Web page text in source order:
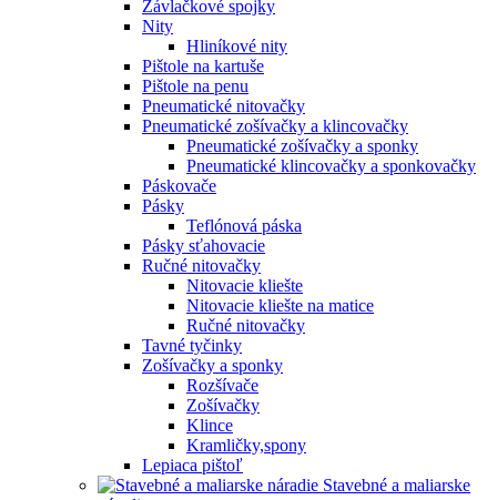
Závlačkové spojky
Nity
Hliníkové nity
Pištole na kartuše
Pištole na penu
Pneumatické nitovačky
Pneumatické zošívačky a klincovačky
Pneumatické zošívačky a sponky
Pneumatické klincovačky a sponkovačky
Páskovače
Pásky
Teflónová páska
Pásky sťahovacie
Ručné nitovačky
Nitovacie kliešte
Nitovacie kliešte na matice
Ručné nitovačky
Tavné tyčinky
Zošívačky a sponky
Rozšívače
Zošívačky
Klince
Kramličky,spony
Lepiaca pištoľ
Stavebné a maliarske